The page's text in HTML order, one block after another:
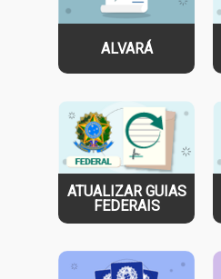
ALVARÁ
ATUALIZAR GUIAS
FEDERAIS